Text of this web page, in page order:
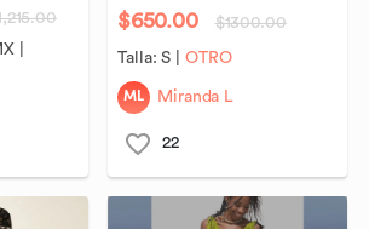
|
$650.00 $1300.00
Talla:S OTRO
ML Miranda L
22